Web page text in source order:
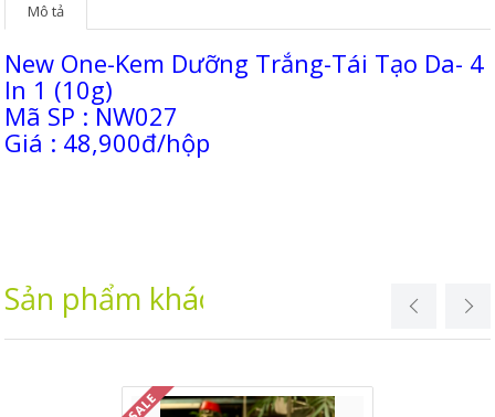
Mô tả
New One-Kem Dưỡng Trắng-Tái Tạo Da- 4
In 1 (10g)
Mã SP : NW027
Giá : 48,900đ/hộp
Sản phẩm khác